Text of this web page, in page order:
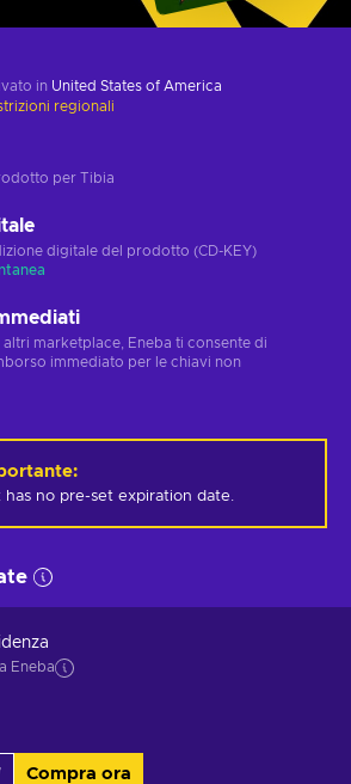
in United States of America
regionali
per Tibia
digitale del prodotto (CD-KEY)
marketplace, Eneba ti consente di
immediato per le chiavi non
:
no pre-set expiration date.
Eneba
Compra ora